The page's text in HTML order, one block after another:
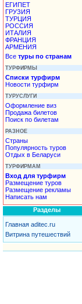
ЕГИПЕТ
ГРУЗИЯ
ТУРЦИЯ
РОССИЯ
ИТАЛИЯ
ФРАНЦИЯ
АРМЕНИЯ
Все туры по странам
ТУРФИРМЫ
Списки турфирм
Новости турфирм
ТУРУСЛУГИ
Оформление виз
Продажа билетов
Поиск по билетам
РАЗНОЕ
Страны
Популярность туров
Отдых в Беларуси
ТУРФИРМАМ
Вход для турфирм
Размещение туров
Размещение рекламы
Написать нам
Разделы
Главная aditec.ru
Витрина путешествий